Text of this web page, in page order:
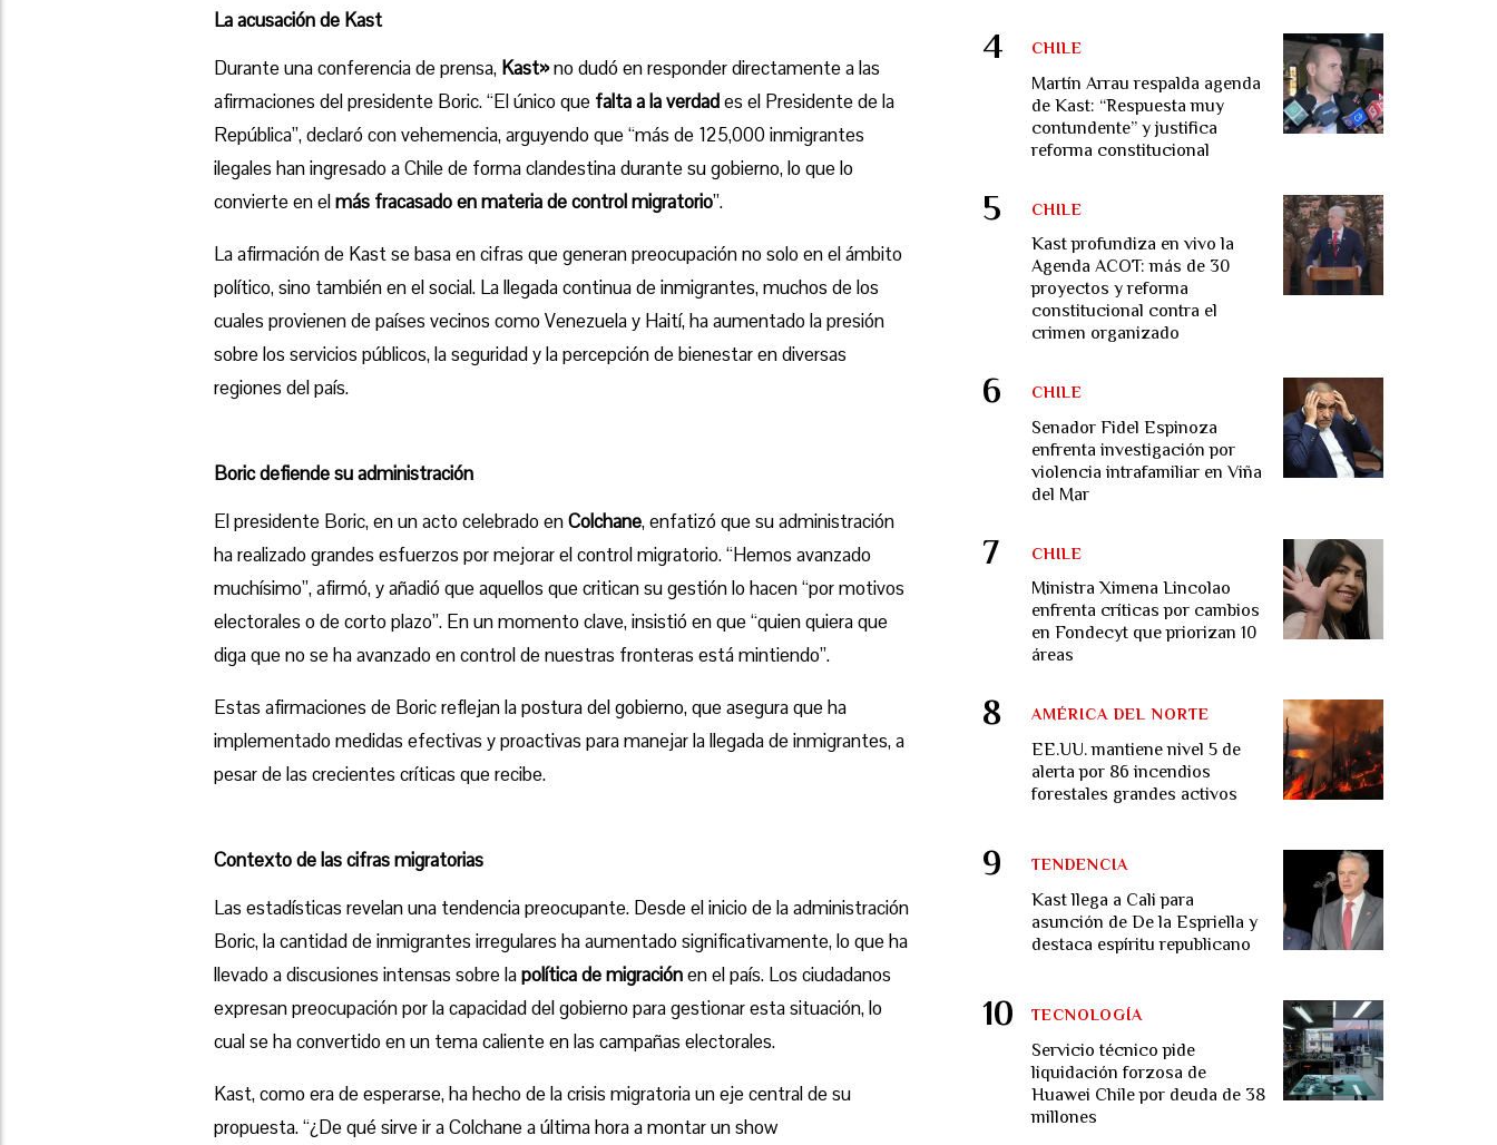
La acusación de Kast
Durante una conferencia de prensa, Kast»no dudó en responder directamente a las
afirmaciones del presidente Boric. “El único que falta a la verdades el Presidente de la
República”, declaró con vehemencia, arguyendo que “más de 125,000 inmigrantes
ilegales han ingresado a Chile de forma clandestina durante su gobierno, lo que lo
convierte en elmás fracasado en materia de control migratorio”.
La afirmación de Kast se basa en cifras que generan preocupación no solo en el ámbito
político, sino también en el social. La llegada continua de inmigrantes, muchos de los
cuales provienen de países vecinos como Venezuela y Haití, ha aumentado la presión
sobre los servicios públicos, la seguridad y la percepción de bienestar en diversas
regiones del país.
Boric defiende su administración
El presidente Boric, en un acto celebrado enColchane, enfatizó que su administración
ha realizado grandes esfuerzos por mejorar el control migratorio. “Hemos avanzado
muchísimo”, afirmó, y añadió que aquellos que critican su gestión lo hacen “por motivos
electorales o de corto plazo”. En un momento clave, insistió en que “quien quiera que
diga que no se ha avanzado en control de nuestras fronteras está mintiendo”.
Estas afirmaciones de Boric reflejan la postura del gobierno, que asegura que ha
implementado medidas efectivas y proactivas para manejar la llegada de inmigrantes, a
pesar de las crecientes críticas que recibe.
Contexto de las cifras migratorias
Las estadísticas revelan una tendencia preocupante. Desde el inicio de la administración
Boric, la cantidad de inmigrantes irregulares ha aumentado significativamente, lo que ha
llevado a discusiones intensas sobre lapolítica de migraciónen el país. Los ciudadanos
expresan preocupación por la capacidad del gobierno para gestionar esta situación, lo
cual se ha convertido en un tema caliente en las campañas electorales.
Kast, como era de esperarse, ha hecho de la crisis migratoria un eje central de su
propuesta. “¿De qué sirve ir a Colchane a última hora a montar un show
Martín Arrau respalda agenda
de Kast: “Respuesta muy
contundente” y justifica
reforma constitucional
CHILE
Kast profundiza en vivo la
Agenda ACOT: más de 30
proyectos y reforma
constitucional contra el
crimen organizado
CHILE
Senador Fidel Espinoza
enfrenta investigación por
violencia intrafamiliar en Viña
del Mar
CHILE
Ministra Ximena Lincolao
enfrenta críticas por cambios
en Fondecyt que priorizan 10
áreas
CHILE
EE.UU. mantiene nivel 5 de
alerta por 86 incendios
forestales grandes activos
AMÉRICA DEL NORTE
Kast llega a Cali para
asunción de De la Espriella y
destaca espíritu republicano
TENDENCIA
Servicio técnico pide
liquidación forzosa de
Huawei Chile por deuda de 38
millones
TECNOLOGÍA